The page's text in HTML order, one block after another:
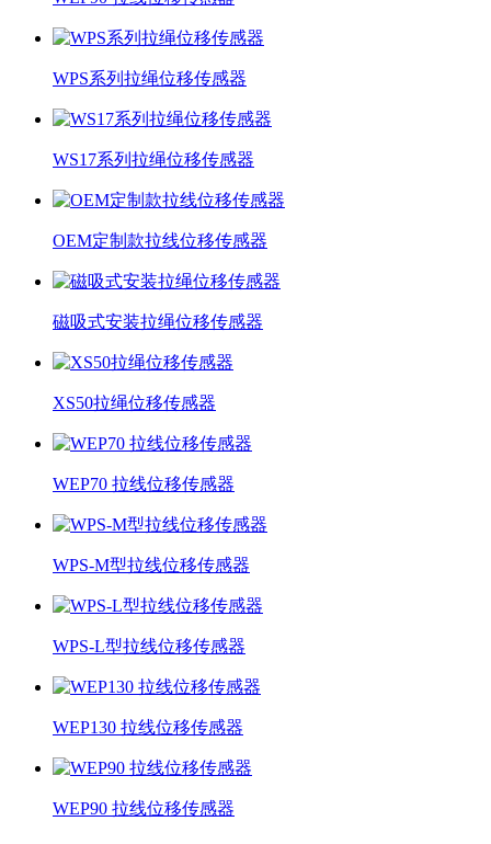
WPS系列拉绳位移传感器
WS17系列拉绳位移传感器
OEM定制款拉线位移传感器
磁吸式安装拉绳位移传感器
XS50拉绳位移传感器
WEP70 拉线位移传感器
WPS-M型拉线位移传感器
WPS-L型拉线位移传感器
WEP130 拉线位移传感器
WEP90 拉线位移传感器